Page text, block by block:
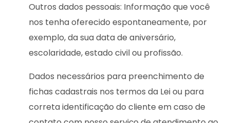
Outros dados pessoais: Informação que você
nos tenha oferecido espontaneamente, por
exemplo, da sua data de aniversário,
escolaridade, estado civil ou profissão.
Dados necessários para preenchimento de
fichas cadastrais nos termos da Lei ou para
correta identificação do cliente em caso de